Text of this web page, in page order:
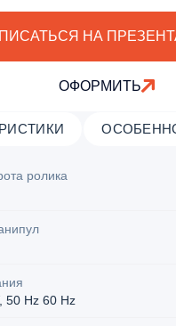
ролика
50 Hz 60 Hz
НА
ОФОРМИТЬ